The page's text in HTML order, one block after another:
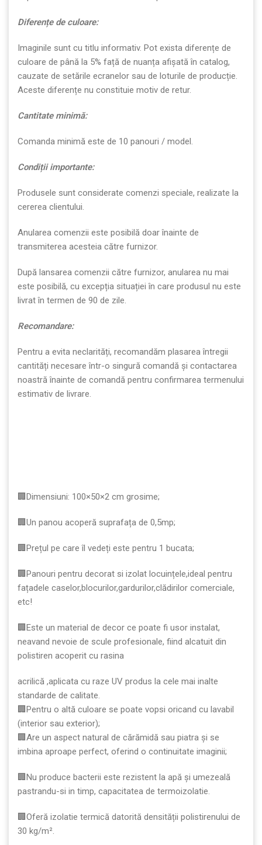
Diferențe de culoare:
Imaginile sunt cu titlu informativ. Pot exista diferențe de
culoare de până la 5% față de nuanța afișată în catalog,
cauzate de setările ecranelor sau de loturile de producție.
Aceste diferențe nu constituie motiv de retur.
Cantitate minimă:
Comanda minimă este de 10 panouri / model.
Condiții importante:
Produsele sunt considerate comenzi speciale, realizate la
cererea clientului.
Anularea comenzii este posibilă doar înainte de
transmiterea acesteia către furnizor.
După lansarea comenzii către furnizor, anularea nu mai
este posibilă, cu excepția situației în care produsul nu este
livrat în termen de 90 de zile.
Recomandare:
Pentru a evita neclarități, recomandăm plasarea întregii
cantități necesare într-o singură comandă și contactarea
noastră înainte de comandă pentru confirmarea termenului
estimativ de livrare.
🏢Dimensiuni: 100×50×2 cm grosime;
🏢Un panou acoperă suprafața de 0,5mp;
🏢Prețul pe care îl vedeți este pentru 1 bucata;
🏢Panouri pentru decorat si izolat locuințele,ideal pentru
fațadele caselor,blocurilor,gardurilor,clădirilor comerciale,
etc!
🏢Este un material de decor ce poate fi usor instalat,
neavand nevoie de scule profesionale, fiind alcatuit din
polistiren acoperit cu rasina
acrilică ,aplicata cu raze UV produs la cele mai inalte
standarde de calitate.
🏢Pentru o altă culoare se poate vopsi oricand cu lavabil
(interior sau exterior);
🏢Are un aspect natural de cărămidă sau piatra și se
imbina aproape perfect, oferind o continuitate imaginii;
🏢Nu produce bacterii este rezistent la apă şi umezeală
pastrandu-si in timp, capacitatea de termoizolatie.
🏢Oferă izolatie termică datorită densității polistirenului de
30 kg/m².